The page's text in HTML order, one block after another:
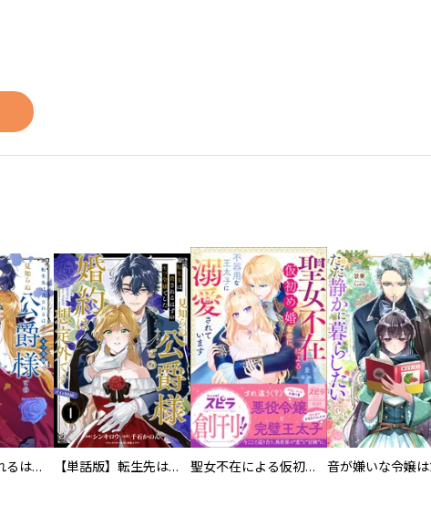
転生先は殺されるはずのモブ令嬢でした～見知らぬ公爵様との婚約は想定外です～@COMIC 【単話版】転生先は殺されるはずのモブ令嬢でした～見知らぬ公爵様との婚約は想定外です～@COMIC 聖女不在による仮初め婚なのに、不器用な王太子に溺愛されています